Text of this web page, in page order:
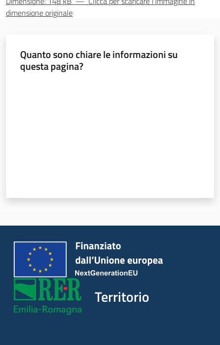
Territorio
dimensione originale
Quanto sono chiare le informazioni su
questa pagina?
Territorio